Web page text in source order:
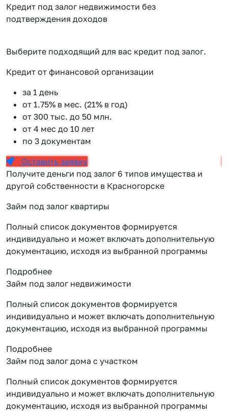
Кредит под залог недвижимости без
подтверждения доходов
Выберите подходящий для вас кредит под залог.
Кредит от финансовой организации
за 1 день
от 1.75% в мес. (21% в год)
от 300 тыс. до 50 млн.
от 4 мес до 10 лет
по 3 документам
Оставить заявку
Получите деньги под залог 6 типов имущества и
другой собственности в Красногорске
Займ под залог квартиры
Полный список документов формируется
индивидуально и может включать дополнительную
документацию, исходя из выбранной программы
Подробнее
Займ под залог недвижимости
Полный список документов формируется
индивидуально и может включать дополнительную
документацию, исходя из выбранной программы
Подробнее
Займ под залог дома с участком
Полный список документов формируется
индивидуально и может включать дополнительную
документацию, исходя из выбранной программы